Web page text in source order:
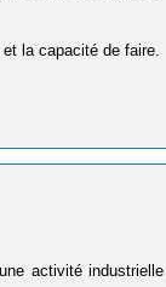
la capacité de faire.
activité industrielle